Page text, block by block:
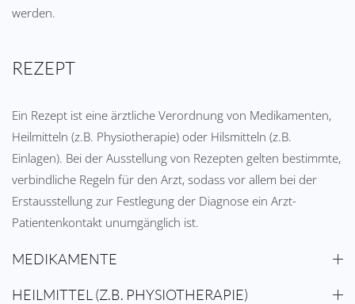
werden.
REZEPT
Ein Rezept ist eine ärztliche Verordnung von Medikamenten,
Heilmitteln (z.B. Physiotherapie) oder Hilsmitteln (z.B.
Einlagen). Bei der Ausstellung von Rezepten gelten bestimmte,
verbindliche Regeln für den Arzt, sodass vor allem bei der
Erstausstellung zur Festlegung der Diagnose ein Arzt-
Patientenkontakt unumgänglich ist.
MEDIKAMENTE
HEILMITTEL (Z.B. PHYSIOTHERAPIE)